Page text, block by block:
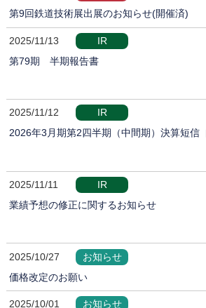
第9回鉄道技術展出展のお知らせ(開催済)
2025/11/13
IR
第79期 半期報告書
2025/11/12
IR
2026年3月期第2四半期（中間期）決算短信
2025/11/11
IR
業績予想の修正に関するお知らせ
2025/10/27
お知らせ
価格改定のお願い
2025/10/01 お知らせ